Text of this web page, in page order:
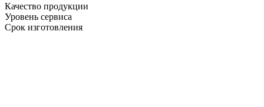
Качество продукции
Уровень сервиса
Срок изготовления